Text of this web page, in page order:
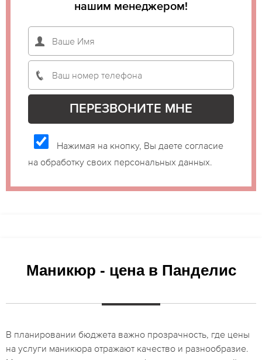
нашим менеджером!
Нажимая на кнопку, Вы даете согласие
на обработку своих персональных данных.
Маникюр - цена в Панделис
В планировании бюджета важно прозрачность, где цены
на услуги маникюра отражают качество и разнообразие.